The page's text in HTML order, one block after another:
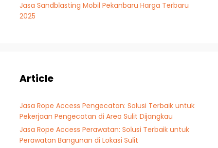
Jasa Sandblasting Mobil Pekanbaru Harga Terbaru
2025
Article
Jasa Rope Access Pengecatan: Solusi Terbaik untuk
Pekerjaan Pengecatan di Area Sulit Dijangkau
Jasa Rope Access Perawatan: Solusi Terbaik untuk
Perawatan Bangunan di Lokasi Sulit